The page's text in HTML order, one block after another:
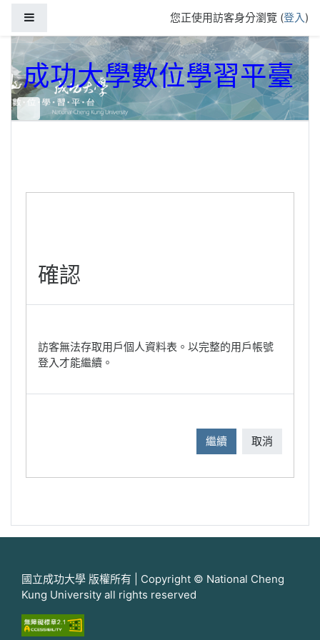
您正使用訪客身分瀏覽 (登入)
成功大學數位學習平臺
確認
訪客無法存取用戶個人資料表。以完整的用戶帳號
登入才能繼續。
繼續 取消
國立成功大學 版權所有 | Copyright © National Cheng
Kung University all rights reserved